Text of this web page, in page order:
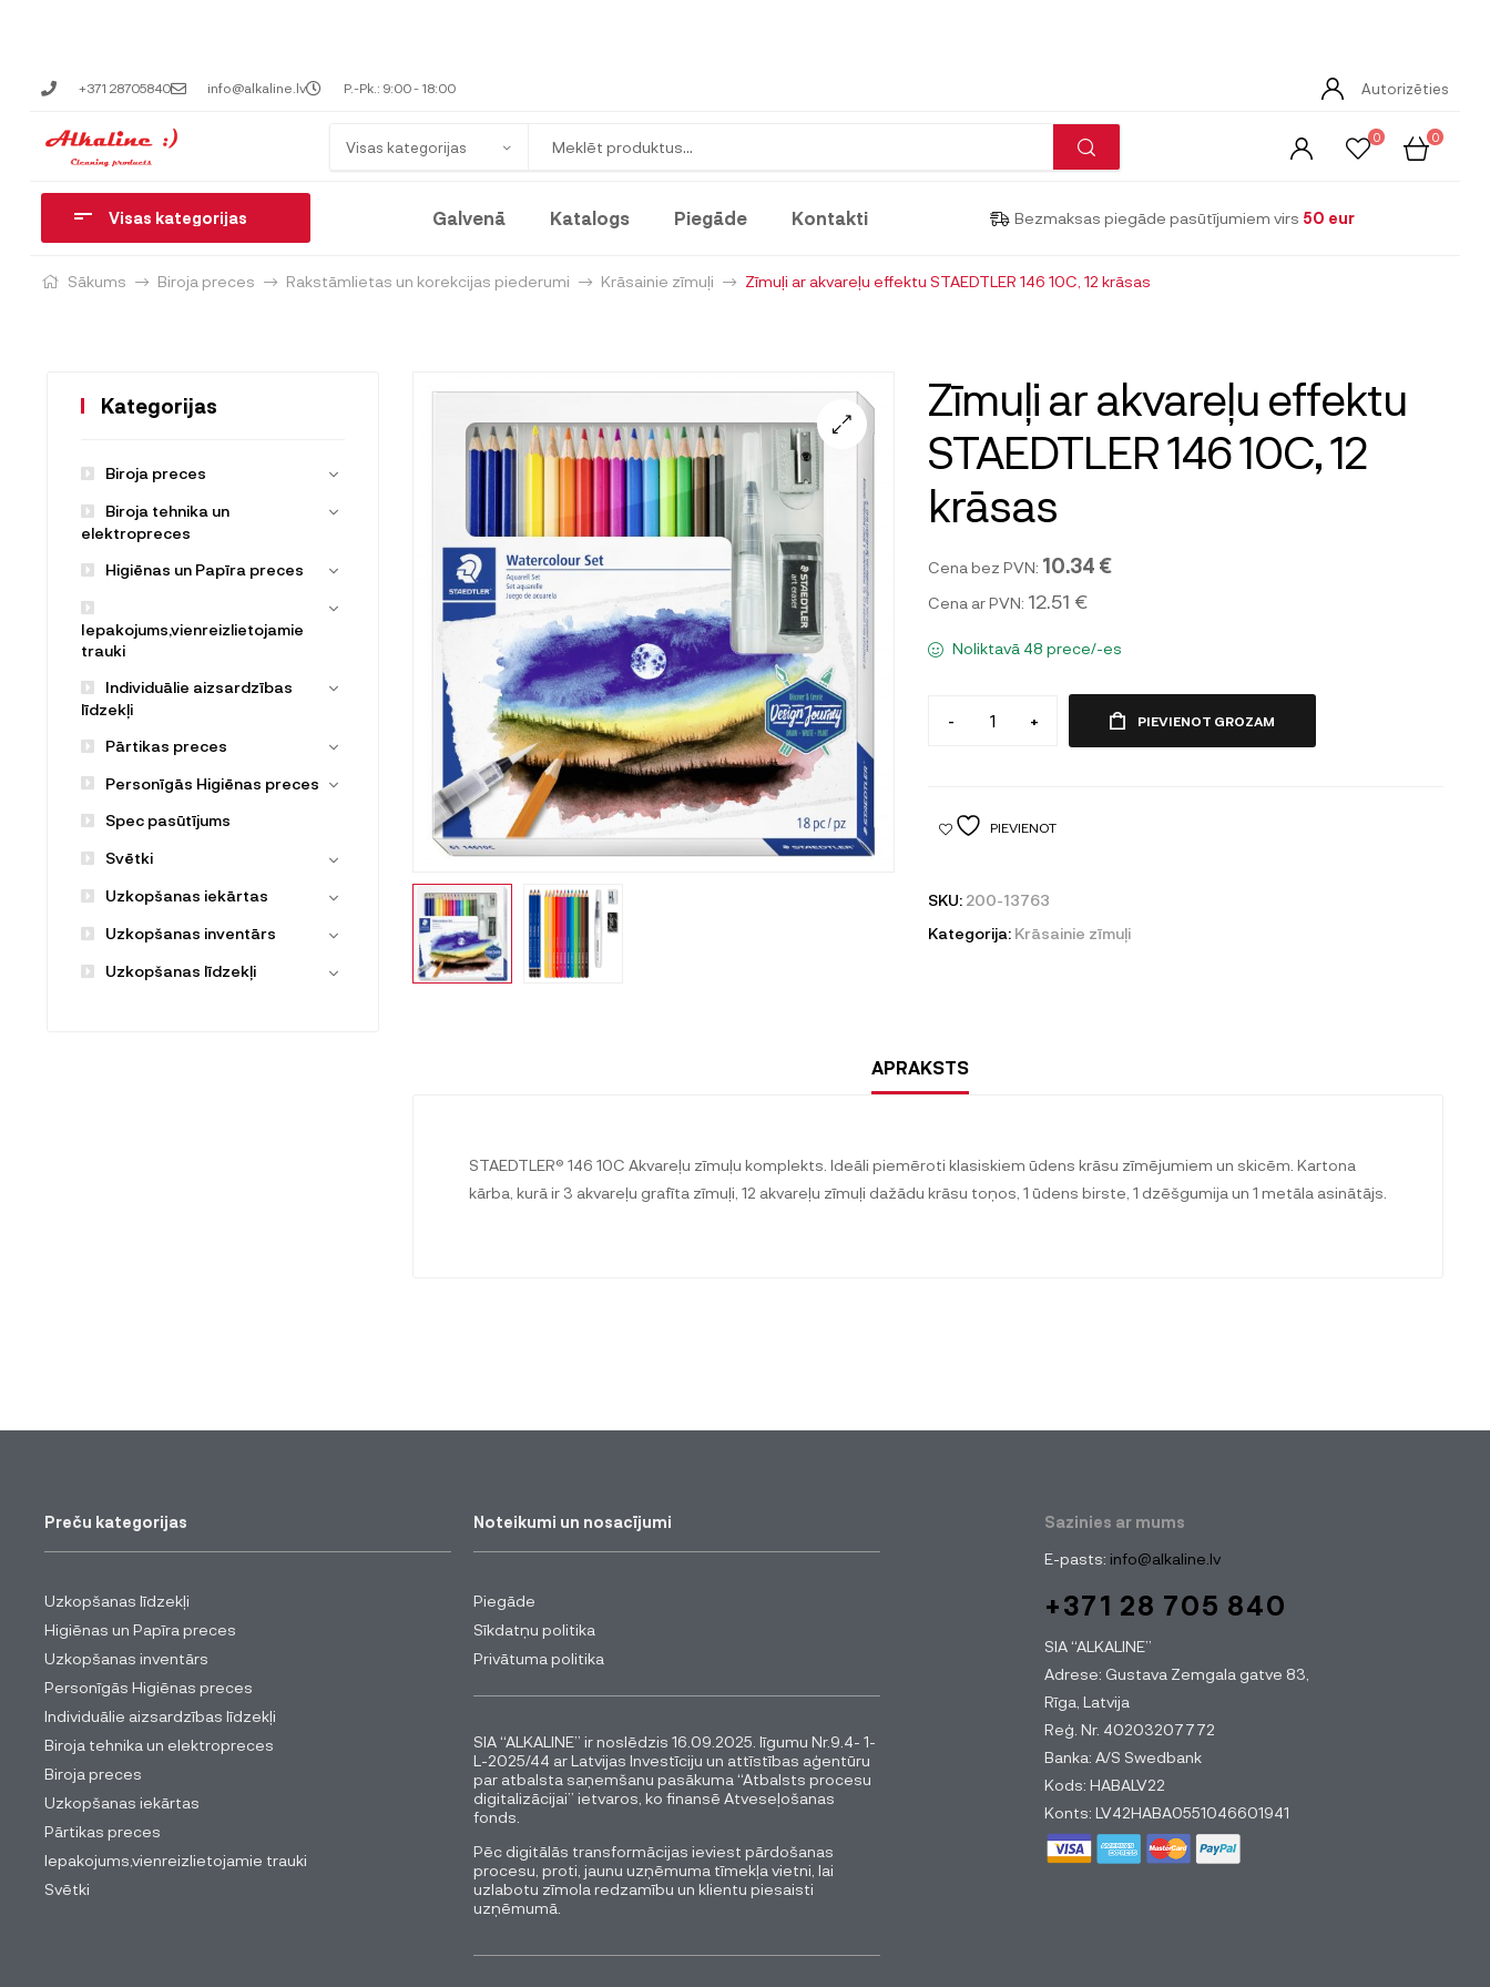
+371 28705840 info@alkaline.lv P.-Pk.: 9:00 - 18:00 Autorizēties
Visas kategorijas
0 0
Visas kategorijas Galvenā Katalogs Piegāde Kontakti Bezmaksas piegāde pasūtījumiem virs 50 eur
Sākums Biroja preces Rakstāmlietas un korekcijas piederumi Krāsainie zīmuļi Zīmuļi ar akvareļu effektu STAEDTLER 146 10C, 12 krāsas
Zīmuļi ar akvareļu effektu
STAEDTLER 146 10C, 12
krāsas
Cena bez PVN: 10.34 €
Cena ar PVN: 12.51 €
Noliktavā 48 prece/-es
- + PIEVIENOT GROZAM
PIEVIENOT
SKU: 200-13763
Kategorija: Krāsainie zīmuļi
APRAKSTS
STAEDTLER® 146 10C Akvareļu zīmuļu komplekts. Ideāli piemēroti klasiskiem ūdens krāsu zīmējumiem un skicēm. Kartona
kārba, kurā ir 3 akvareļu grafīta zīmuļi, 12 akvareļu zīmuļi dažādu krāsu toņos, 1 ūdens birste, 1 dzēšgumija un 1 metāla asinātājs.
Kategorijas
Biroja preces
Biroja tehnika un
elektropreces
Higiēnas un Papīra preces
Iepakojums,vienreizlietojamie
trauki
Individuālie aizsardzības
līdzekļi
Pārtikas preces
Personīgās Higiēnas preces
Spec pasūtījums
Svētki
Uzkopšanas iekārtas
Uzkopšanas inventārs
Uzkopšanas līdzekļi
Preču kategorijas
Uzkopšanas līdzekļi
Higiēnas un Papīra preces
Uzkopšanas inventārs
Personīgās Higiēnas preces
Individuālie aizsardzības līdzekļi
Biroja tehnika un elektropreces
Biroja preces
Uzkopšanas iekārtas
Pārtikas preces
Iepakojums,vienreizlietojamie trauki
Svētki
Noteikumi un nosacījumi
Piegāde
Sīkdatņu politika
Privātuma politika
SIA “ALKALINE” ir noslēdzis 16.09.2025. līgumu Nr.9.4- 1-
L-2025/44 ar Latvijas Investīciju un attīstības aģentūru
par atbalsta saņemšanu pasākuma “Atbalsts procesu
digitalizācijai” ietvaros, ko finansē Atveseļošanas
fonds.
Pēc digitālās transformācijas ieviest pārdošanas
procesu, proti, jaunu uzņēmuma tīmekļa vietni, lai
uzlabotu zīmola redzamību un klientu piesaisti
uzņēmumā.
Sazinies ar mums
E-pasts: info@alkaline.lv
+371 28 705 840
SIA “ALKALINE”
Adrese: Gustava Zemgala gatve 83,
Rīga, Latvija
Reģ. Nr. 40203207772
Banka: A/S Swedbank
Kods: HABALV22
Konts: LV42HABA0551046601941